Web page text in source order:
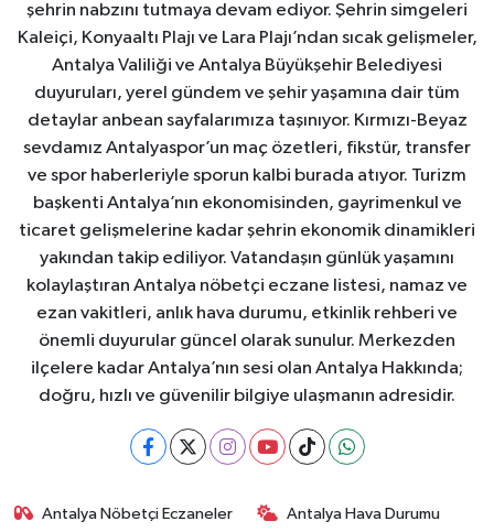
şehrin nabzını tutmaya devam ediyor. Şehrin simgeleri
Kaleiçi, Konyaaltı Plajı ve Lara Plajı’ndan sıcak gelişmeler,
Antalya Valiliği ve Antalya Büyükşehir Belediyesi
duyuruları, yerel gündem ve şehir yaşamına dair tüm
detaylar anbean sayfalarımıza taşınıyor. Kırmızı-Beyaz
sevdamız Antalyaspor’un maç özetleri, fikstür, transfer
ve spor haberleriyle sporun kalbi burada atıyor. Turizm
başkenti Antalya’nın ekonomisinden, gayrimenkul ve
ticaret gelişmelerine kadar şehrin ekonomik dinamikleri
yakından takip ediliyor. Vatandaşın günlük yaşamını
kolaylaştıran Antalya nöbetçi eczane listesi, namaz ve
ezan vakitleri, anlık hava durumu, etkinlik rehberi ve
önemli duyurular güncel olarak sunulur. Merkezden
ilçelere kadar Antalya’nın sesi olan Antalya Hakkında;
doğru, hızlı ve güvenilir bilgiye ulaşmanın adresidir.
Antalya Nöbetçi Eczaneler Antalya Hava Durumu